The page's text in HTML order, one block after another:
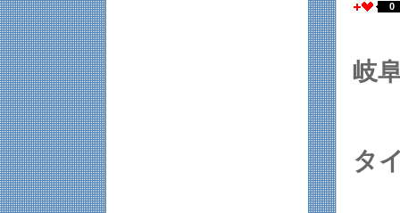
0
岐